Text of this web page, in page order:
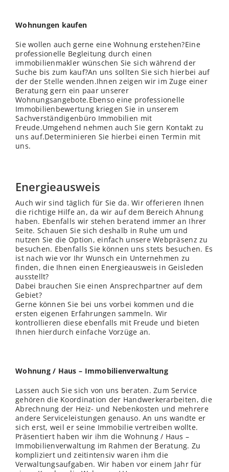
Wohnungen kaufen
Sie wollen auch gerne eine Wohnung erstehen?Eine
professionelle Begleitung durch einen
immobilienmakler wünschen Sie sich während der
Suche bis zum kauf?An uns sollten Sie sich hierbei auf
der derStelle wenden.Ihnen zeigen wir im Zuge einer
Beratung gern ein paar unserer
Wohnungsangebote.Ebenso eine professionelle
Immobilienbewertung kriegen Sie in unserem
Sachverständigenbüro Immobilien mit
Freude.Umgehend nehmen auch Sie gern Kontakt zu
uns auf.Determinieren Sie hierbei einen Termin mit
uns.
Energieausweis
Auch wir sind täglich für Sie da. Wir offerieren Ihnen
die richtige Hilfe an, da wir auf dem Bereich Ahnung
haben. Ebenfalls wir stehen beratend immer an Ihrer
Seite. Schauen Sie sich deshalb in Ruhe um und
nutzen Sie die Option, einfach unsere Webpräsenz zu
besuchen. Ebenfalls Sie können uns stets besuchen. Es
ist nach wie vor Ihr Wunsch ein Unternehmen zu
finden, die Ihnen einen Energieausweis in Geisleden
ausstellt?
Dabei brauchen Sie einen Ansprechpartner auf dem
Gebiet?
Gerne können Sie bei uns vorbei kommen und die
ersten eigenen Erfahrungen sammeln. Wir
kontrollieren diese ebenfalls mit Freude und bieten
Ihnen hierdurch einfache Vorzüge an.
Wohnung / Haus – Immobilienverwaltung
Lassen auch Sie sich von uns beraten. Zum Service
gehören die Koordination der Handwerkerarbeiten, die
Abrechnung der Heiz- und Nebenkosten und mehrere
andere Serviceleistungen genauso. An uns wandte er
sich erst, weil er seine Immobilie vertreiben wollte.
Präsentiert haben wir ihm die Wohnung / Haus –
Immobilienverwaltung im Rahmen der Beratung. Zu
kompliziert und zeitintensiv waren ihm die
Verwaltungsaufgaben. Wir haben vor einem Jahr für